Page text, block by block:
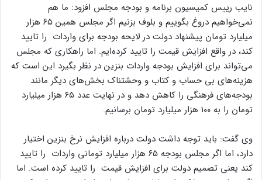
نایب رییس کمیسیون برنامه و بودجه مجلس افزود: ما هم
نمی‌خواهیم دروغ بگوییم و بلوف بزنیم اگر مجلس همین ۶۵ هزار
میلیارد تومان پیشنهاد دولت در لایحه بودجه برای واردات را تایید
کند، در واقع افزایش قیمت را تایید کرده‌ایم. اما راهکاری که مجلس
می‌تواند برای افزایش بودجه واردات بنزین در نظر بگیرد این است که
هزینه‌های بی حساب و کتاب و وحشتناک بخش‌های دیگر مانند
بودجه‌های فرهنگی را کاهش دهد و در نهایت عدد ۶۵ هزار میلیارد
تومان را به ۱۰۰ هزار میلیارد تومان برسانیم.
وی گفت: باید توجه داشت دولت درباره افزایش نرخ بنزین اختیار
دارد، اما اگر مجلس بودجه ۶۵ هزار میلیارد تومانی واردات را تایید
کند یعنی تصمیم دولت برای افزایش قیمت را تایید کرده است. اما